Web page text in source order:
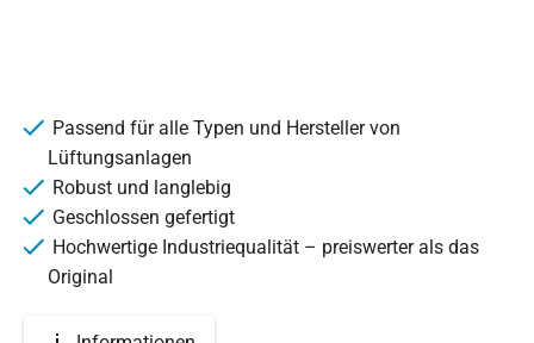
Passend für alle Typen und Hersteller von
Lüftungsanlagen
Robust und langlebig
Geschlossen gefertigt
Hochwertige Industriequalität – preiswerter als das
Original